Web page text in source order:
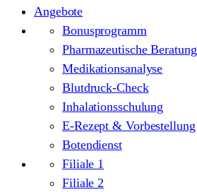
Angebote
Bonusprogramm
Pharmazeutische Beratung
Medikationsanalyse
Blutdruck-Check
Inhalationsschulung
E-Rezept & Vorbestellung
Botendienst
Filiale 1
Filiale 2